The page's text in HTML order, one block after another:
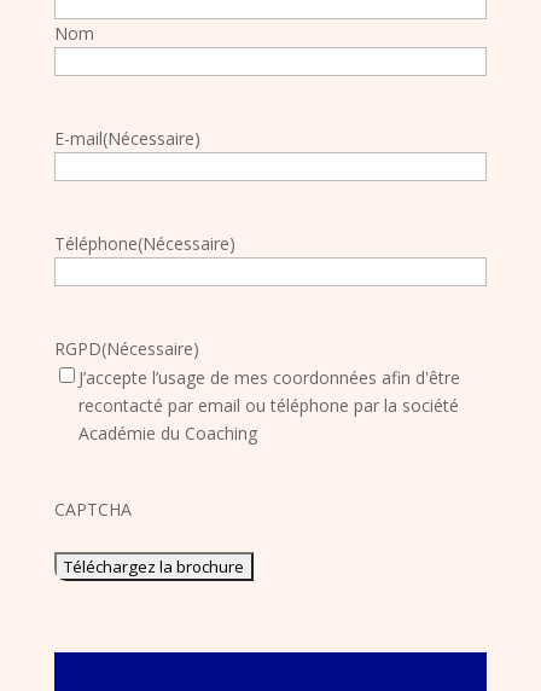
Nom
E-mail(Nécessaire)
Téléphone(Nécessaire)
RGPD(Nécessaire)
J’accepte l’usage de mes coordonnées afin d'être
recontacté par email ou téléphone par la société
Académie du Coaching
CAPTCHA